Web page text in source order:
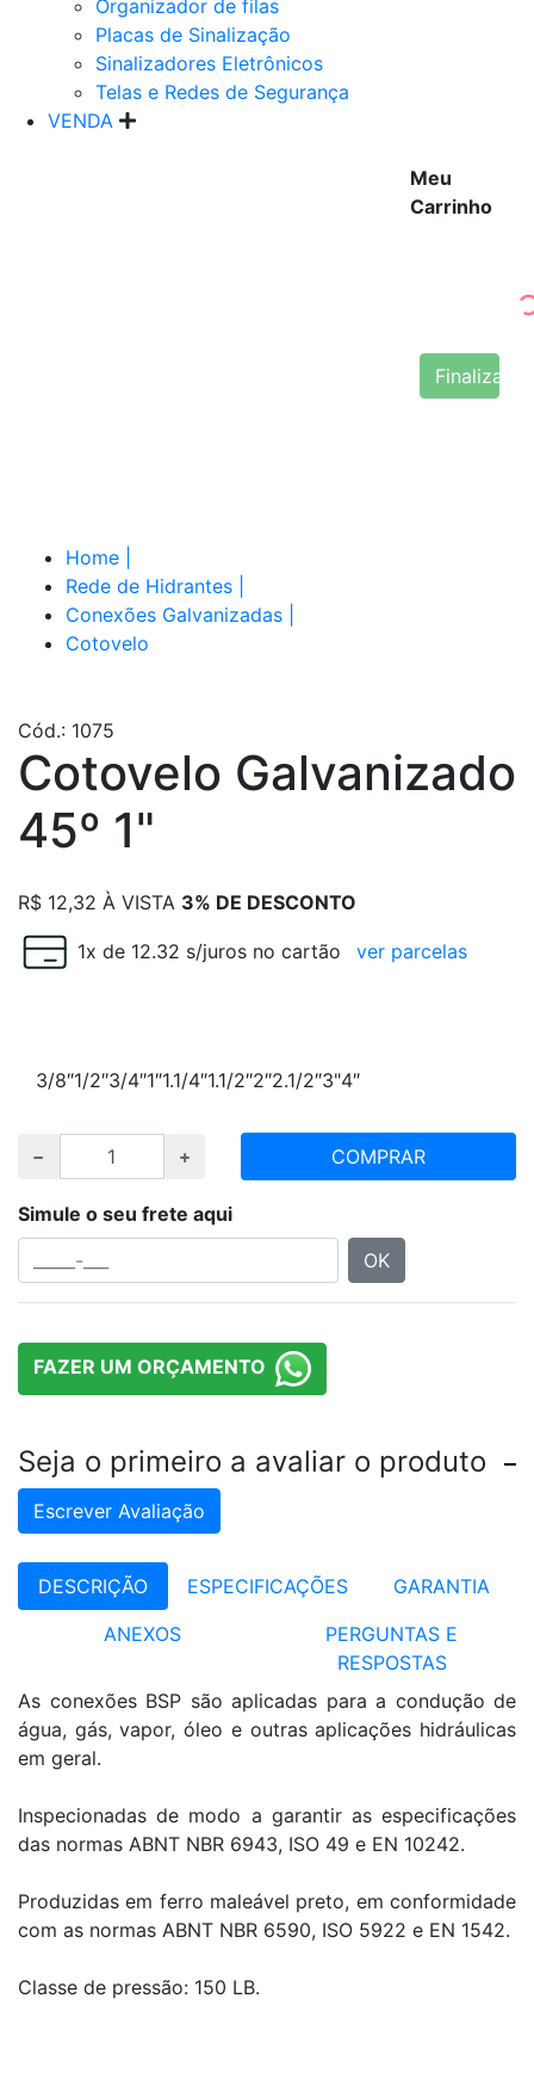
Organizador de filas
Placas de Sinalização
Sinalizadores Eletrônicos
Telas e Redes de Segurança
VENDA
Meu
Carrinho
Finalizar
Home
Rede de Hidrantes
Conexões Galvanizadas
Cotovelo
Cód.: 1075
Cotovelo Galvanizado
45º 1"
R$ 12,32 À VISTA 3% DE DESCONTO
1x de 12.32 s/juros no cartão ver parcelas
3/8″1/2″3/4″1″1.1/4″1.1/2″2″2.1/2″3"4″
COMPRAR
Simule o seu frete aqui
OK
FAZER UM ORÇAMENTO
Seja o primeiro a avaliar o produto
Escrever Avaliação
DESCRIÇÃO ESPECIFICAÇÕES
GARANTIA
ANEXOS
PERGUNTAS E
RESPOSTAS
As conexões BSP são aplicadas para a condução de
água, gás, vapor, óleo e outras aplicações hidráulicas
em geral.
Inspecionadas de modo a garantir as especificações
das normas ABNT NBR 6943, ISO 49 e EN 10242.
Produzidas em ferro maleável preto, em conformidade
com as normas ABNT NBR 6590, ISO 5922 e EN 1542.
Classe de pressão: 150 LB.